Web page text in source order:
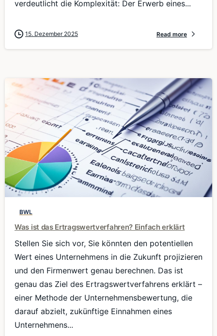
verdeutlicht die Komplexität: Der Erwerb eines...
15. Dezember 2025 Read more
BWL
Was ist das Ertragswertverfahren? Einfach erklärt
Stellen Sie sich vor, Sie könnten den potentiellen
Wert eines Unternehmens in die Zukunft projizieren
und den Firmenwert genau berechnen. Das ist
genau das Ziel des Ertragswertverfahrens erklärt –
einer Methode der Unternehmensbewertung, die
darauf abzielt, zukünftige Einnahmen eines
Unternehmens...